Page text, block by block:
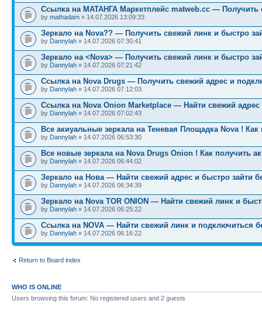
Ссылка на МАТАНГА Маркетплейс matweb.cc — Получить
by mathadam » 14.07.2026 13:09:33
Зеркало на Nova?? — Получить свежий линк и быстро
by Dannylah » 14.07.2026 07:30:41
Зеркало на <Nova> — Получить свежий линк и быстро
by Dannylah » 14.07.2026 07:21:42
Ссылка на Nova Drugs — Получить свежий адрес и
by Dannylah » 14.07.2026 07:12:03
Ссылка на Nova Onion Marketplace — Найти свежий
by Dannylah » 14.07.2026 07:02:43
Все акиуальные зеркала на Теневая Площадка Nova ! Как
by Dannylah » 14.07.2026 06:53:30
Все новые зеркала на Nova Drugs Onion ! Как получить
by Dannylah » 14.07.2026 06:44:02
Зеркало на Нова — Найти свежий адрес и быстро зайти
by Dannylah » 14.07.2026 06:34:39
Зеркало на Nova TOR ONION — Найти свежий линк и
by Dannylah » 14.07.2026 06:25:22
Ссылка на NOVA — Найти свежий линк и подключиться
by Dannylah » 14.07.2026 06:16:22
Return to Board index
WHO IS ONLINE
Users browsing this forum: No registered users and 2 guests